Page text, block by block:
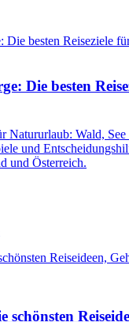
Die besten
Natururlaub: Wald, See
und
und Österreich.
schönsten